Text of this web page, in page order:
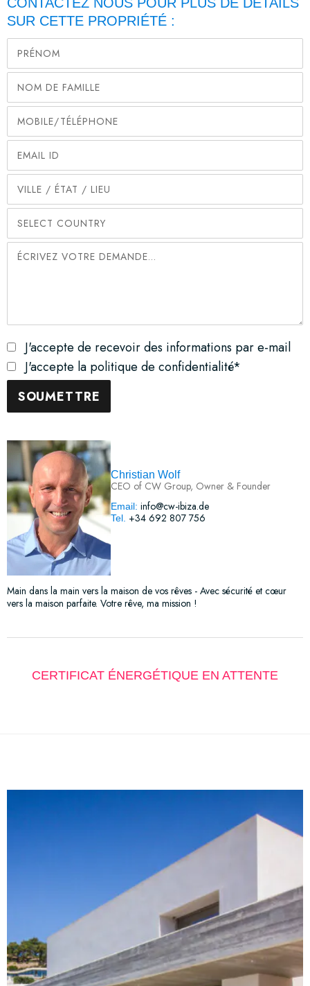
SUR CETTE PROPRIÉTÉ :
J'accepte de recevoir des informations par e-mail
J'accepte la politique de confidentialité*
Christian Wolf
CEO of CW Group, Owner & Founder
Email: info@cw-ibiza.de
Tel. +34 692 807 756
Main dans la main vers la maison de vos rêves - Avec sécurité et cœur
vers la maison parfaite. Votre rêve, ma mission !
CERTIFICAT ÉNERGÉTIQUE EN ATTENTE